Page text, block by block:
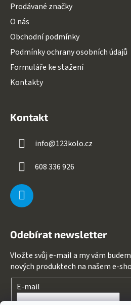
Prodávané značky
O nás
Obchodní podmínky
Podmínky ochrany osobních údajů
Formuláře ke stažení
Kontakty
Kontakt
info@123kolo.cz
608 336 926
Odebírat newsletter
Vložte svůj e-mail a my vám
nových produktech na našem e-
E-mail